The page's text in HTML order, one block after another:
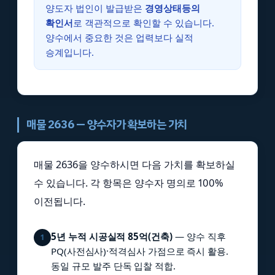
양도자 법인이 발급받은 경영상태등의
확인서로 객관적으로 확인할 수 있습니다.
양수에서 중요한 것은 업력보다 실적
승계입니다.
매물 2636 — 양수자가 확보하는 가치
매물 2636을 양수하시면 다음 가치를 확보하실
수 있습니다. 각 항목은 양수자 명의로 100%
이전됩니다.
1 5년 누적 시공실적 85억(건축)— 양수 직후
PQ(사전심사)·적격심사 가점으로 즉시 활용.
동일 규모 발주 단독 입찰 적합.